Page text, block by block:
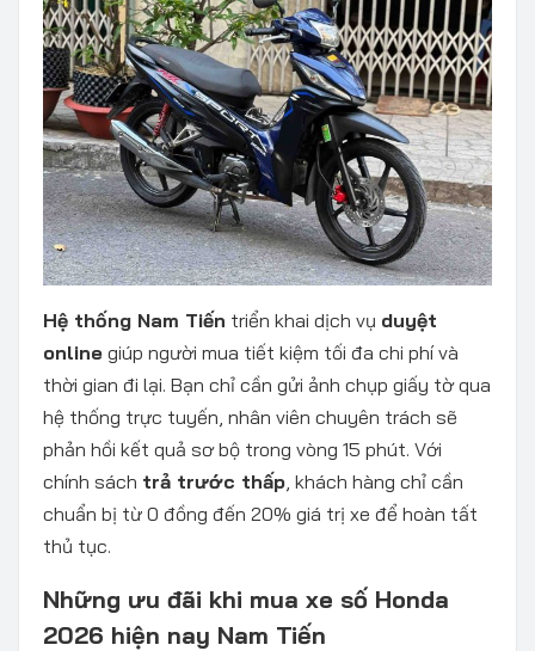
Hệ thống Nam Tiến triển khai dịch vụ duyệt
online giúp người mua tiết kiệm tối đa chi phí và
thời gian đi lại. Bạn chỉ cần gửi ảnh chụp giấy tờ qua
hệ thống trực tuyến, nhân viên chuyên trách sẽ
phản hồi kết quả sơ bộ trong vòng 15 phút. Với
chính sách trả trước thấp , khách hàng chỉ cần
chuẩn bị từ 0 đồng đến 20% giá trị xe để hoàn tất
thủ tục.
Những ưu đãi khi mua xe số Honda
2026 hiện nay Nam Tiến